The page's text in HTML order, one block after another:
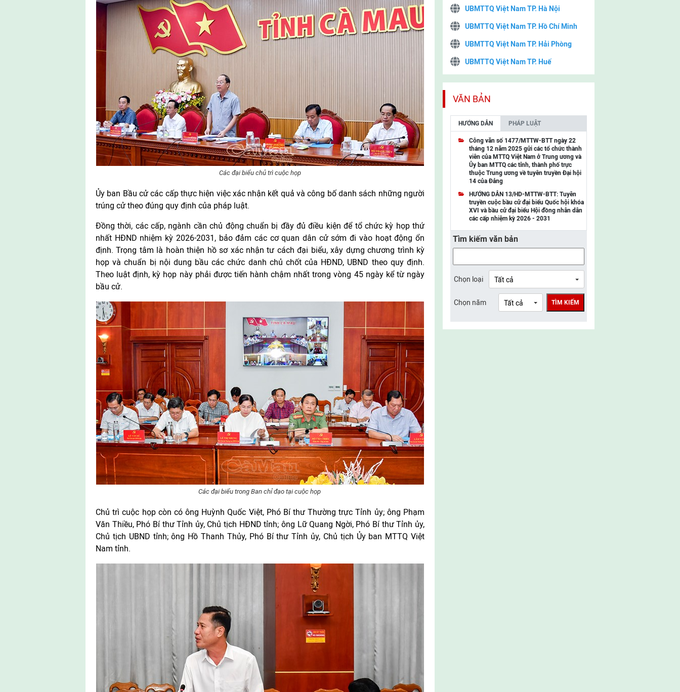
Các đại biểu chủ trì cuộc họp
Ủy ban Bầu cử các cấp thực hiện việc xác nhận kết quả và công bố danh sách những người
trúng cử theo đúng quy định của pháp luật.
Đồng thời, các cấp, ngành cần chủ động chuẩn bị đầy đủ điều kiện để tổ chức kỳ họp thứ
nhất HĐND nhiệm kỳ 2026-2031, bảo đảm các cơ quan dân cử sớm đi vào hoạt động ổn
định. Trọng tâm là hoàn thiện hồ sơ xác nhận tư cách đại biểu, xây dựng chương trình kỳ
họp và chuẩn bị nội dung bầu các chức danh chủ chốt của HĐND, UBND theo quy định.
Theo luật định, kỳ họp này phải được tiến hành chậm nhất trong vòng 45 ngày kể từ ngày
bầu cử.
Các đại biểu trong Ban chỉ đạo tại cuộc họp
Chủ trì cuộc họp còn có ông Huỳnh Quốc Việt, Phó Bí thư Thường trực Tỉnh ủy; ông Phạm
Văn Thiều, Phó Bí thư Tỉnh ủy, Chủ tịch HĐND tỉnh; ông Lữ Quang Ngời, Phó Bí thư Tỉnh ủy,
Chủ tịch UBND tỉnh; ông Hồ Thanh Thủy, Phó Bí thư Tỉnh ủy, Chủ tịch Ủy ban MTTQ Việt
Nam tỉnh.
UBMTTQ Việt Nam TP. Hà Nội
UBMTTQ Việt Nam TP. Hồ Chí Minh
UBMTTQ Việt Nam TP. Hải Phòng
UBMTTQ Việt Nam TP. Huế
UBMTTQ Việt Nam TP. Cần Thơ
UBMTTQ Việt Nam tỉnh Quảng Ninh
UBMTTQ Việt Nam tỉnh Cao Bằng
UBMTTQ Việt Nam tỉnh Lạng Sơn
UBMTTQ Việt Nam tỉnh Lai Châu
UBMTTQ Việt Nam tỉnh Điện Biên
UBMTTQ Việt Nam tỉnh Sơn La
UBMTTQ Việt Nam tỉnh Thanh Hóa
UBMTTQ Việt Nam tỉnh Nghệ An
UBMTTQ Việt Nam tỉnh Lào Cai
UBMTTQ Việt Nam tỉnh Thái Nguyên
VĂN BẢN
HƯỚNG DẪN PHÁP LUẬT
Công văn số 1477/MTTW-BTT ngày 22
tháng 12 năm 2025 gửi các tổ chức thành
viên của MTTQ Việt Nam ở Trung ương và
Ủy ban MTTQ các tỉnh, thành phố trực
thuộc Trung ương về tuyên truyền Đại hội
14 của Đảng
HƯỚNG DẪN 13/HD-MTTW-BTT: Tuyên
truyền cuộc bầu cử đại biểu Quốc hội khóa
XVI và bầu cử đại biểu Hội đồng nhân dân
các cấp nhiệm kỳ 2026 - 2031
Tìm kiếm văn bản
Chọn loại
Chọn năm TÌM KIẾM